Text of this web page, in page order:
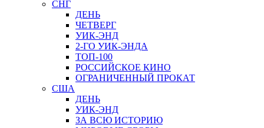
СНГ
ДЕНЬ
ЧЕТВЕРГ
УИК-ЭНД
2-ГО УИК-ЭНДА
ТОП-100
РОССИЙСКОЕ КИНО
ОГРАНИЧЕННЫЙ ПРОКАТ
США
ДЕНЬ
УИК-ЭНД
ЗА ВСЮ ИСТОРИЮ